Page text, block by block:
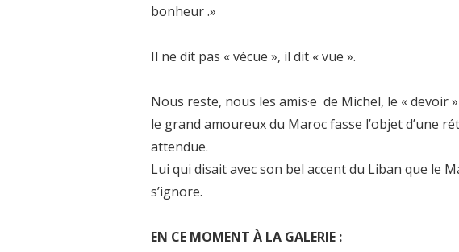
bonheur .»
Il ne dit pas « vécue », il dit « vue ».
Nous reste, nous les amis·e de Michel, le « devoir
le grand amoureux du Maroc fasse l’objet d’une
attendue.
Lui qui disait avec son bel accent du Liban que le
s’ignore.
EN CE MOMENT À LA GALERIE :